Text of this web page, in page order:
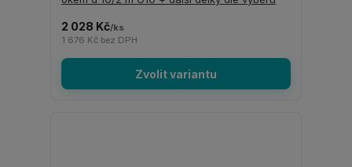
2 028 Kč/ks
1 676 Kč bez DPH
Zvolit variantu